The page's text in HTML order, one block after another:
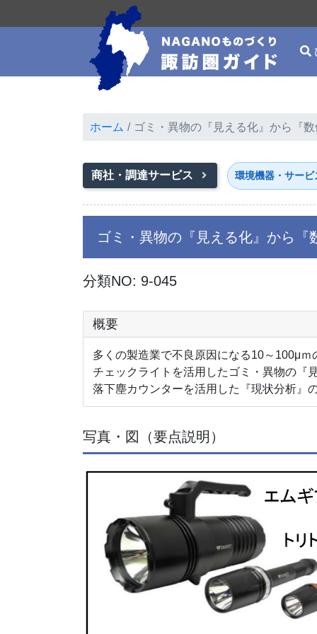
ホーム ゴミ・異物の『見える化』から『
商社・調達サービス 環境機器・サービ
ゴミ・異物の『見える化』から『
分類NO: 9-045
概要
多くの製造業で不良原因になる10～100μ
チェックライトを活用したゴミ・異物の『
落下塵カウンターを活用した『現状分析』
写真・図（要点説明）